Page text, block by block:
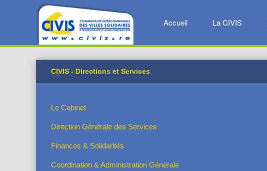
Accueil La CIVIS
CIVIS - Directions et Services
Le Cabinet
Direction Générale des Services
Finances & Solidarités
Coordination & Administration Générale